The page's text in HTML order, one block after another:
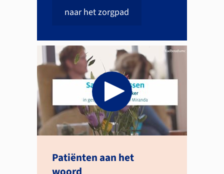
naar het zorgpad
Patiënten aan het